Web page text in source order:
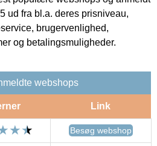
ud fra bl.a. deres prisniveau,
brugervenlighed,
og betalingsmuligheder.
webshops
Link
Besøg webshop